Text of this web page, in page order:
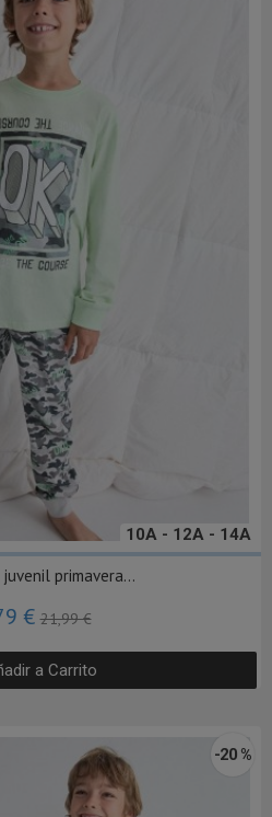
10A - 12A - 14A
primavera...
€21,99 €
a Carrito
-20 %